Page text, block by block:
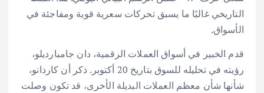
التاريخي غالبًا ما يسبق تحركات سعرية قوية ومفاجئة في
الأسواق.
قدم الخبير في أسواق العملات الرقمية، دان جامبارديلو،
رؤيته في تحليله للسوق بتاريخ 20 أكتوبر. ذكر أن كاردانو،
شأنها شأن معظم العملات البديلة الأخرى، قد تكون وصلت